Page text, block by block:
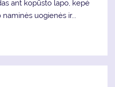
ant kopūsto lapo, kepė
naminės uogienės ir...